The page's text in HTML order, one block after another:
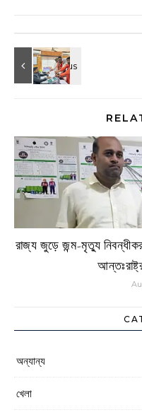
রাজ্য জুড়ে জন্ম-মৃত্যু
অন্যান্য
খেলা